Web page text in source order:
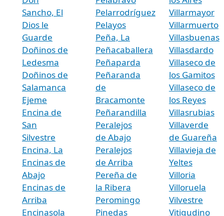
Sancho, El
Dios le
Guarde
Doñinos de
Ledesma
Doñinos de
Salamanca
Ejeme
Encina de
San
Silvestre
Encina, La
Encinas de
Abajo
Encinas de
Arriba
Encinasola
Pelarrodríguez
Pelayos
Peña, La
Peñacaballera
Peñaparda
Peñaranda
de
Bracamonte
Peñarandilla
Peralejos
de Abajo
Peralejos
de Arriba
Pereña de
la Ribera
Peromingo
Pinedas
Villarmayor
Villarmuerto
Villasbuenas
Villasdardo
Villaseco de
los Gamitos
Villaseco de
los Reyes
Villasrubias
Villaverde
de Guareña
Villavieja de
Yeltes
Villoria
Villoruela
Vilvestre
Vitigudino